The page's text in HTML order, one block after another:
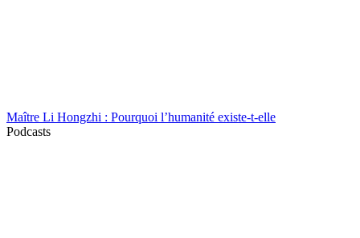
Maître Li Hongzhi : Pourquoi l’humanité existe-t-elle
Podcasts